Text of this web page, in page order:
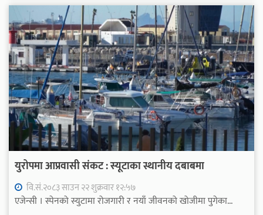
युरोपमा आप्रवासी संकट : स्यूटाका स्थानीय दबाबमा
वि.सं.२०८३ साउन २२ शुक्रवार १२:५७
एजेन्सी । स्पेनको स्युटामा रोजगारी र नयाँ जीवनको खोजीमा पुगेका...